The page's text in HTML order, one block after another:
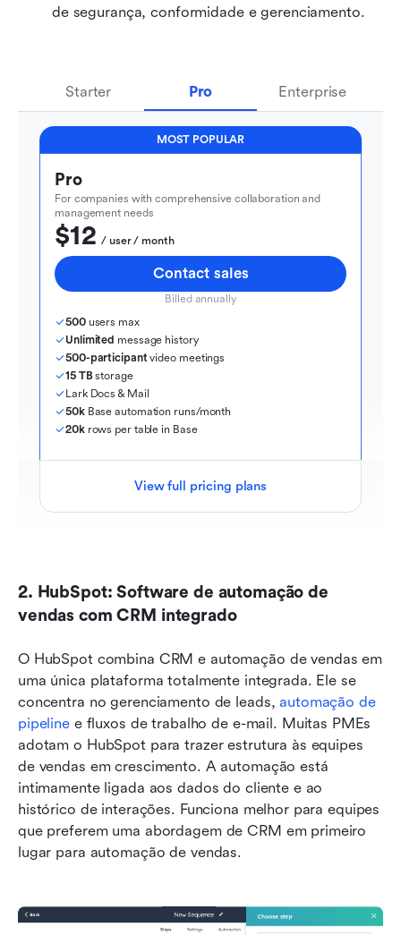
de segurança, conformidade e gerenciamento.
Starter Pro Enterprise
MOST POPULAR
Pro
For companies with comprehensive collaboration and
management needs
$12
  / user / month
Contact sales
Billed annually
500 users max
Unlimited message history
500-participant video meetings
15 TB storage
Lark Docs & Mail
50k Base automation runs/month
20k rows per table in Base
View full pricing plans
2. HubSpot: Software de automação de
vendas com CRM integrado
O HubSpot combina CRM e automação de vendas em
uma única plataforma totalmente integrada. Ele se
concentra no gerenciamento de leads, automação de
pipeline e fluxos de trabalho de e-mail. Muitas PMEs
adotam o HubSpot para trazer estrutura às equipes
de vendas em crescimento. A automação está
intimamente ligada aos dados do cliente e ao
histórico de interações. Funciona melhor para equipes
que preferem uma abordagem de CRM em primeiro
lugar para automação de vendas.